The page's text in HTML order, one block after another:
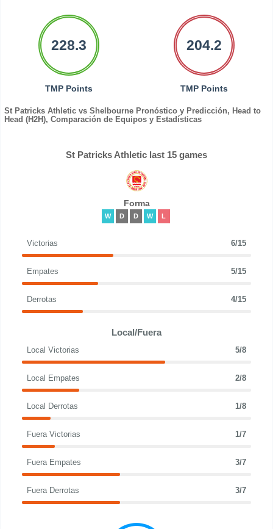
228.3
TMP Points
204.2
TMP Points
St Patricks Athletic vs Shelbourne Pronóstico y Predicción, Head to
Head (H2H), Comparación de Equipos y Estadísticas
St Patricks Athletic last 15 games
Forma
W D D W L
Victorias 6/15
Empates 5/15
Derrotas 4/15
Local/Fuera
Local Victorias 5/8
Local Empates 2/8
Local Derrotas 1/8
Fuera Victorias 1/7
Fuera Empates 3/7
Fuera Derrotas 3/7